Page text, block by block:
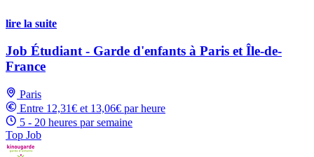
lire la suite
Job Étudiant - Garde d'enfants à Paris et Île-de-
France
Paris
Entre 12,31€ et 13,06€ par heure
5 - 20 heures par semaine
Top Job